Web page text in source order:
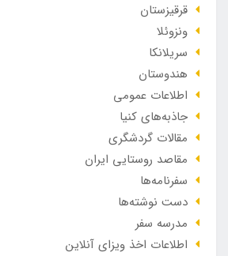
قرقیزستان
ونزوئلا
سریلانکا
هندوستان
اطلاعات عمومی
جاذبه‌های کنیا
مقالات گردشگری
مقاصد روستایی ایران
سفرنامه‌ها
دست نوشته‌ها
مدرسه سفر
اطلاعات اخذ ویزای آنلاین